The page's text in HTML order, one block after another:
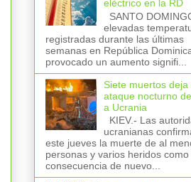
eléctrico en la RD
SANTO
elevadas
registradas durante las últimas
semanas en República
provocado un aumento signifi...
Siete muertos deja
ataque nocturno
a Ucrania
KIEV.- Las
ucranianas
este jueves la muerte de al
personas y varios heridos como
consecuencia de nuevo...